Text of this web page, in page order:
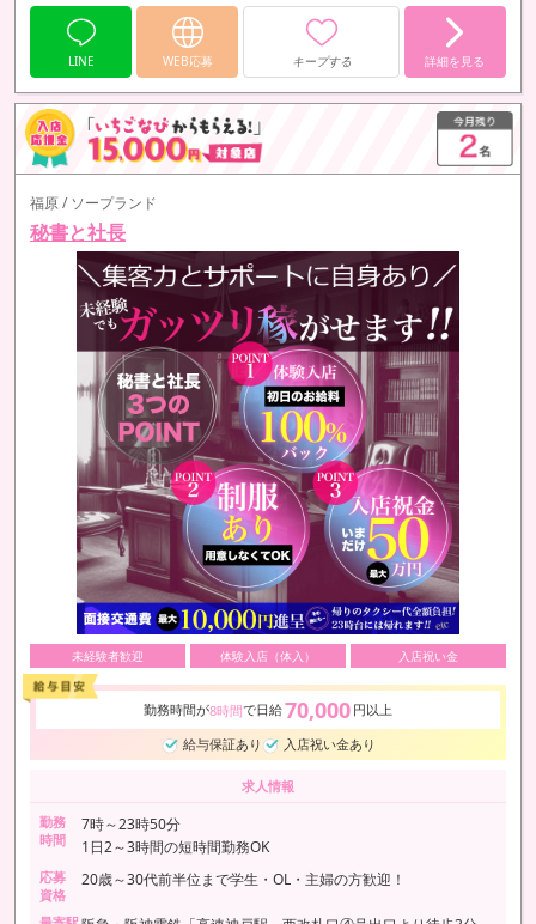
LINE WEB応募 キープする 詳細を見る
福原 / ソープランド
秘書と社長
未経験者歓迎 体験入店（体入） 入店祝い金
勤務時間が8時間で日給70,000 円以上
給与保証あり
入店祝い金あり
求人情報
勤務
時間
7時～23時50分
1日2～3時間の短時間勤務OK
応募
資格
20歳～30代前半位まで学生・OL・主婦の方歓迎！